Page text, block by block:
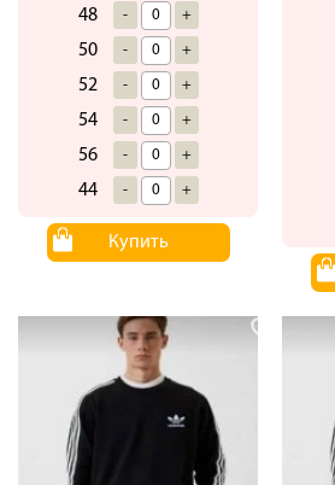
48 - +
50 - +
52 - +
54 - +
56 - +
44 - +
Купить